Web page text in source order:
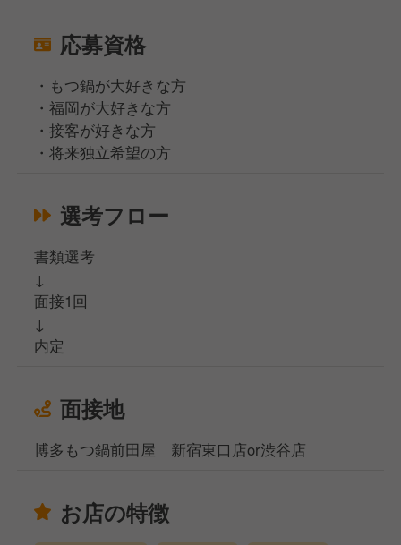
応募資格
・もつ鍋が大好きな方
・福岡が大好きな方
・接客が好きな方
・将来独立希望の方
選考フロー
書類選考
↓
面接1回
↓
内定
面接地
博多もつ鍋前田屋 新宿東口店or渋谷店
お店の特徴